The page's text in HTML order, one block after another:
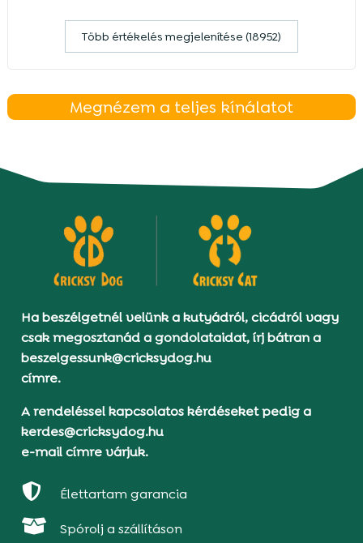
Több értékelés megjelenítése (18952)
Megnézem a teljes kínálatot
Ha beszélgetnél velünk a kutyádról, cicádról vagy
csak megosztanád a gondolataidat, írj bátran a
beszelgessunk@cricksydog.hu
címre.
A rendeléssel kapcsolatos kérdéseket pedig a
kerdes@cricksydog.hu
e-mail címre várjuk.
 Élettartam garancia
 Spórolj a szállításon